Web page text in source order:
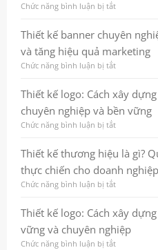
Chức năng bình luận bị tắtở
kế
website:
Bước
nền
để
thương
hiệu
tăng
bền
vững
Thiết kế banner chuyên
và tăng hiệu quả marketing
Chức năng bình luận bị tắtở
kế
banner
chuyên
nghiệp:
tạo
ấn
tượng
mạnh
hiệu
quả
marketing
Thiết kế logo: Cách xây
chuyên nghiệp và bền vững
Chức năng bình luận bị tắtở
kế
logo:
Cách
xây
dấu
ấn
thương
hiệu
Thiết kế thương hiệu là gì?
thực chiến cho doanh nghiệp
Chức năng bình luận bị tắtở
kế
thương
hiệu
là
Thiết kế logo: Cách xây
vững và chuyên nghiệp
Chức năng bình luận bị tắtở